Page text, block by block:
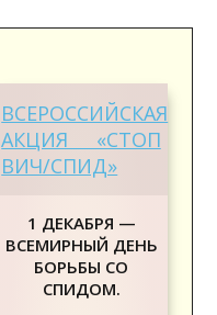
ВСЕРОССИЙСКАЯ
АКЦИЯ «СТОП
ВИЧ/СПИД»
1 ДЕКАБРЯ —
ВСЕМИРНЫЙ ДЕНЬ
БОРЬБЫ СО
СПИДОМ.